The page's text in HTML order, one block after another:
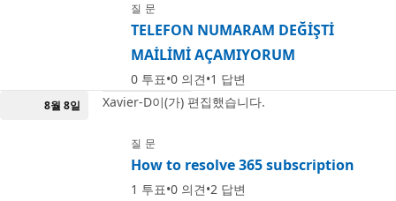
질문
TELEFON NUMARAM DEĞİŞTİ
MAİLİMİ AÇAMIYORUM
0 투표 0 의견 1 답변
8월 8일 Xavier-D이(가) 편집했습니다.
질문
How to resolve 365 subscription
1 투표 0 의견 2 답변